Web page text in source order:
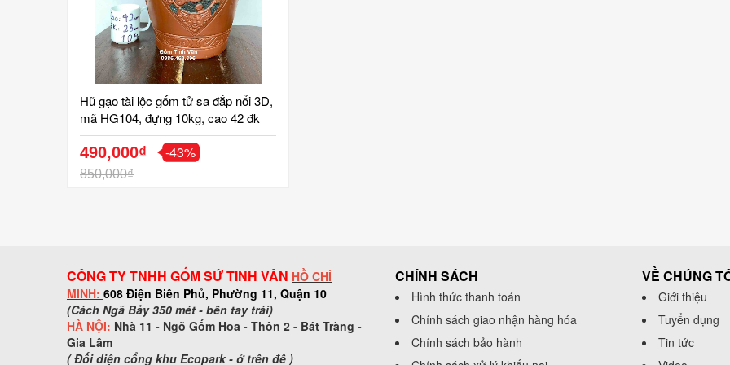
Hũ gạo tài lộc gốm tử sa đắp nổi 3D,
mã HG104, đựng 10kg, cao 42 đk
28 cm, đựng gạo ngon, giữ khô gạo,
hũ gạo phong thuỷ mang tài lộc cho
gia chủ
490,000₫
850,000₫
-43%
CÔNG TY TNHH GỐM SỨ TINH VÂN HỒ CHÍ
MINH: 608 Điện Biên Phủ, Phường 11, Quận 10
(Cách Ngã Bảy 350 mét - bên tay trái)
HÀ NỘI: Nhà 11 - Ngõ Gốm Hoa - Thôn 2 - Bát Tràng -
Gia Lâm
( Đối diện cổng khu Ecopark - ở trên đê )
CHÍNH SÁCH
Hình thức thanh toán
Chính sách giao nhận hàng hóa
Chính sách bảo hành
VỀ CHÚNG
Giới thiệu
Tuyển dụng
Tin tức